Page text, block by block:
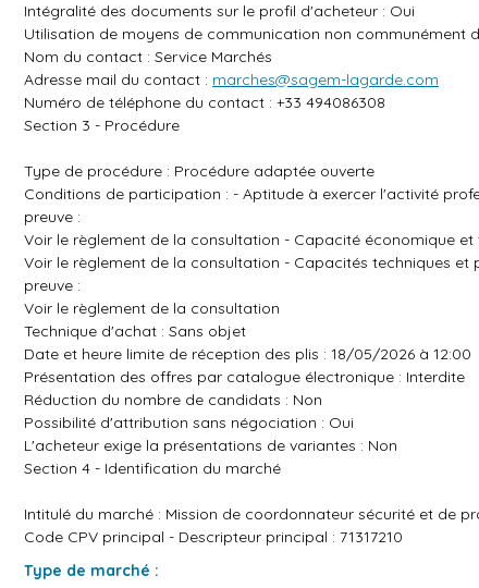
Intégralité des documents sur le profil d'acheteur : Oui
Utilisation de moyens de communication non communément
Nom du contact : Service Marchés
Adresse mail du contact : marches@sagem-lagarde.com
Numéro de téléphone du contact : +33 494086308
Section 3 - Procédure
Type de procédure : Procédure adaptée ouverte
Conditions de participation : - Aptitude à exercer l'activité
preuve :
Voir le règlement de la consultation - Capacité économique
Voir le règlement de la consultation - Capacités techniques
preuve :
Voir le règlement de la consultation
Technique d'achat : Sans objet
Date et heure limite de réception des plis : 18/05/2026 à 12:00
Présentation des offres par catalogue électronique : Interdite
Réduction du nombre de candidats : Non
Possibilité d'attribution sans négociation : Oui
L'acheteur exige la présentations de variantes : Non
Section 4 - Identification du marché
Intitulé du marché : Mission de coordonnateur sécurité et de
Code CPV principal - Descripteur principal : 71317210
Type de marché :